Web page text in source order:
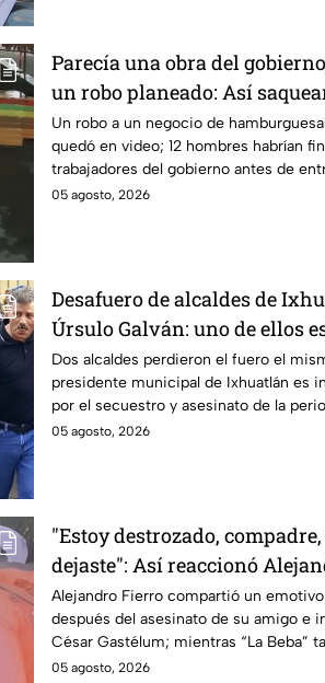
Parecía una obra del
un robo planeado: Así
negocio de hamburguesas en
Un robo a un negocio de
quedó en video; 12 hombres habrían
trabajadores del gobierno antes de
dueño y saquearlo.
05 agosto, 2026
Desafuero de alcaldes de
Úrsulo Galván: uno de ellos
implicado en el asesinato de
periodista Roxana Guzmán
Dos alcaldes perdieron el fuero el
presidente municipal de Ixhuatlán es
por el secuestro y asesinato de la
Guzmán en Veracruz.
05 agosto, 2026
"Estoy destrozado,
dejaste": Así reaccionó
al asesinato del influencer
Gastélum
Alejandro Fierro compartió un
después del asesinato de su amigo e
César Gastélum; mientras “La Beba”
enteró del fallecimiento en un live de
05 agosto, 2026